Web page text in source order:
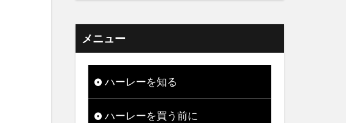
メニュー
ハーレーを知る
ハーレーを買う前に